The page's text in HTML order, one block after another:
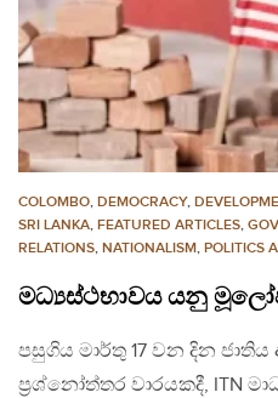
COLOMBO, DEMOCRACY,
SRI LANKA, FEATURED ARTICLES,
RELATIONS, NATIONALISM, POLITICS
මධ්‍යස්ථභාවය යනු
පසුගිය මාර්තු 17 වන දින
ප්‍රශ්නෝත්තර වාරයකදී, ITN